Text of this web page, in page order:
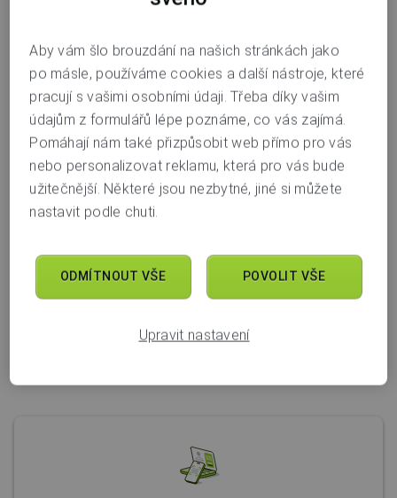
a Conseq Funds IM účtují průběžně každý den z celkové
hodnoty majetku fondu. Výnos, který najdete u nás na
webu a ve svém bankovnictví, je již vždy čistý– tedy po
odečtení poplatků za správu. Výše poplatku za správu je
pro každý fond odlišná a najdete ji v dokumentu Klíčové
informace pro investory na našem webu nebo ve svém
bankovnictví.
Poradna
Aby vám šlo brouzdání na našich stránkách jako
po másle, používáme cookies a další nástroje, které
pracují s vašimi osobními údaji. Třeba díky vašim
údajům z formulářů lépe poznáme, co vás zajímá.
Pomáhají nám také přizpůsobit web přímo pro vás
nebo personalizovat reklamu, která pro vás bude
užitečnější. Některé jsou nezbytné, jiné si můžete
nastavit podle chuti.
ODMÍTNOUT VŠE POVOLIT VŠE
Upravit nastavení